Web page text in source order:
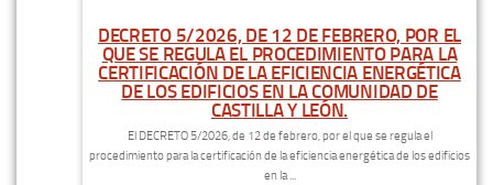
DECRETO 5/2026, DE 12 DE FEBRERO, POR EL
QUE SE REGULA EL PROCEDIMIENTO PARA LA
CERTIFICACIÓN DE LA EFICIENCIA ENERGÉTICA
DE LOS EDIFICIOS EN LA COMUNIDAD DE
CASTILLA Y LEÓN.
El DECRETO 5/2026, de 12 de febrero, por el que se regula el
procedimiento para la certificación de la eficiencia energética de los edificios
en la ...